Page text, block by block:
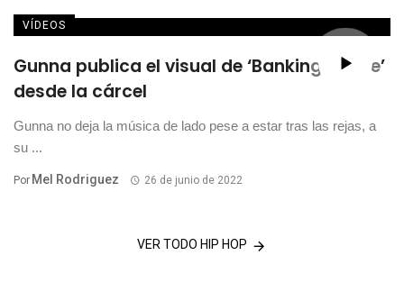
VÍDEOS
Gunna publica el visual de ‘Banking On Me’
desde la cárcel
Gunna no deja la música de lado pese a estar tras las rejas, a
su ...
Por Mel Rodriguez 26 de junio de 2022
VER TODO HIP HOP